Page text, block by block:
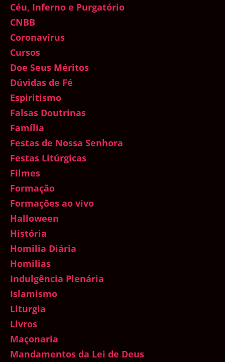
Céu, Inferno e Purgatório
CNBB
Coronavírus
Cursos
Doe Seus Méritos
Dúvidas de Fé
Espiritismo
Falsas Doutrinas
Família
Festas de Nossa Senhora
Festas Litúrgicas
Filmes
Formação
Formações ao vivo
Halloween
História
Homilia Diária
Homilias
Indulgência Plenária
Islamismo
Liturgia
Livros
Maçonaria
Mandamentos da Lei de Deus